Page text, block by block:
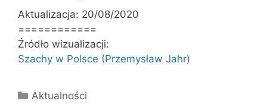
Aktualizacja: 20/08/2020
============
Źródło wizualizacji:
Szachy w Polsce (Przemysław Jahr)
Kategorie
Aktualności